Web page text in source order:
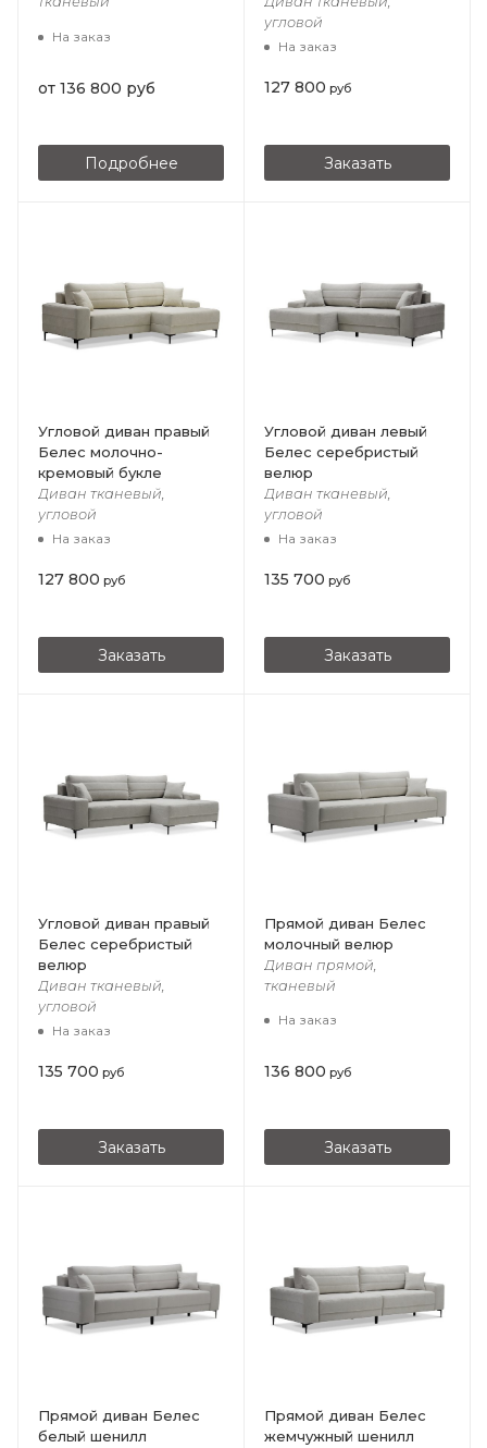
На заказ
от 136 800 руб
Подробнее
угловой
На заказ
127 800 руб
Заказать
Угловой диван правый
Белес молочно-
кремовый букле
Диван тканевый,
угловой
На заказ
127 800 руб
Заказать
Угловой диван левый
Белес серебристый
велюр
Диван тканевый,
угловой
На заказ
135 700 руб
Заказать
Угловой диван правый
Белес cеребристый
велюр
Диван тканевый,
угловой
На заказ
135 700 руб
Заказать
Прямой диван Белес
молочный велюр
Диван прямой,
тканевый
На заказ
136 800 руб
Заказать
Прямой диван Белес
белый шенилл
Прямой диван Белес
жемчужный шенилл